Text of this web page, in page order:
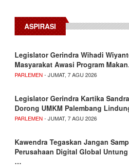
ASPIRASI
Legislator Gerindra Wihadi
Masyarakat Awasi Program
PARLEMEN - JUMAT, 7 AGU 2026
Legislator Gerindra Kartika
Dorong UMKM Palembang
PARLEMEN - JUMAT, 7 AGU 2026
Kawendra Tegaskan Jangan
Perusahaan Digital Global Untung
…